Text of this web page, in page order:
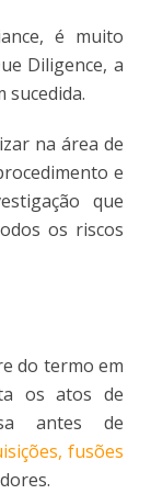
é muito
Diligence, a
sucedida.
na área de
e
que
os riscos
do termo em
os atos de
antes de
fusões